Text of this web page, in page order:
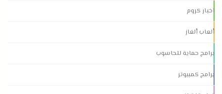
اخبار كروم
ألعاب ألغاز
برامج حماية للحاسوب
برامج كمبيوتر